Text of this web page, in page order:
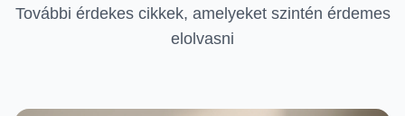
További érdekes cikkek, amelyeket szintén érdemes
elolvasni